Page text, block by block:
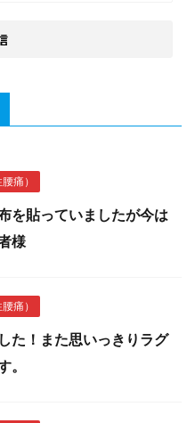
痛）
を貼っていましたが今は
様
痛）
た！また思いっきりラグ
。